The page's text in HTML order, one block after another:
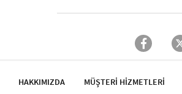
HAKKIMIZDA
MÜŞTERİ HİZMETLERİ​